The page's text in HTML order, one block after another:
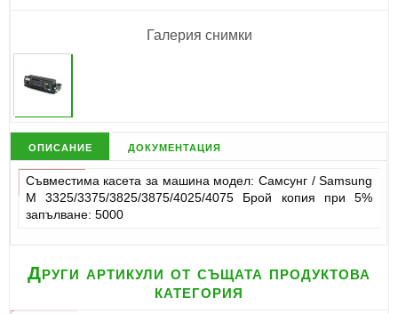
Галерия снимки
описание документация
Съвместима касета за машина модел: Самсунг / Samsung
M 3325/3375/3825/3875/4025/4075 Брой копия при 5%
запълване: 5000
Други артикули от същата продуктова
категория